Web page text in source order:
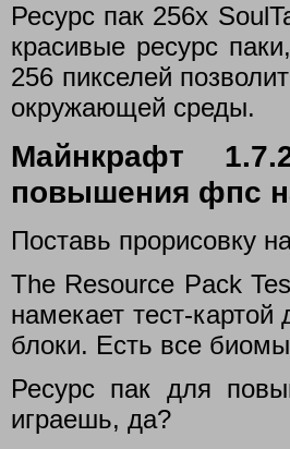
Ресурс пак 256x
красивые ресурс
256 пикселей
окружающей среды.
Майнкрафт
повышения фпс
Поставь прорисовку
The Resource Pack
намекает тест-
блоки. Есть все
Ресурс пак для
играешь, да?